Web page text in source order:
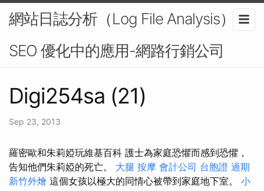
網站日誌分析（Log File Analysis）在
SEO 優化中的應用-網路行銷公司
Digi254sa (21)
Sep 23, 2013
羅密歐和朱莉婭玩維基百科 護士為家庭恐懼而感到恐懼，
告知他們朱莉婭的死亡。 大腿 按摩 會計公司 台胞證 過期
新竹外燴 這個女孩以極大的同情心被帶到家庭地下室。 小